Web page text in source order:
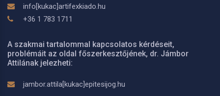
info[kukac]artifexkiado.hu
+36 1 783 1711
A szakmai tartalommal kapcsolatos kérdéseit,
problémáit az oldal főszerkesztőjének, dr. Jámbor
Attilának jelezheti:
jambor.attila[kukac]epitesijog.hu